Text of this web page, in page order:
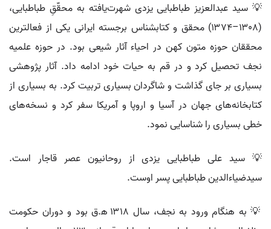
💡 سید عبدالعزیز طباطبایی یزدی شهرت‌یافته به محقّقِ طباطبایی،
(۱۳۰۸–۱۳۷۴) محقق و کتابشناس برجسته ایرانی یکی از فعالترین
محققان حوزه متون کهن در احیاء آثار شیعی بود. در حوزه علمیه
نجف تحصیل کرد و در قم به حیات خود ادامه داد. آثار پژوهشی
بسیاری بر جای گذاشت و شاگردان بسیاری تربیت کرد. به بسیاری از
کتابخانه‌های جهان در آسیا و اروپا و آمریکا سفر کرد و نسخه‌های
خطی بسیاری را شناسایی نمود.
💡 سید علی طباطبایی یزدی از روحانیون عصر قاجار است.
سیدضیاءالدین طباطبایی پسر اوست.
💡 به هنگام ورود به نجف، سال ۱۳۱۸ ه‍.ق بود و دوران حکومت